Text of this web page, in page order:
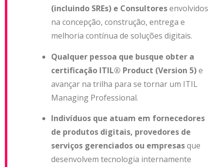
(incluindo SREs) e Consultoresenvolvidos
na concepção, construção, entrega e
melhoria contínua de soluções digitais.
Qualquer pessoa que busque obter a
certificação ITIL® Product (Version 5)e
avançar na trilha para se tornar um ITIL
Managing Professional.
Indivíduos que atuam em fornecedores
de produtos digitais, provedores de
serviços gerenciados ou empresasque
desenvolvem tecnologia internamente